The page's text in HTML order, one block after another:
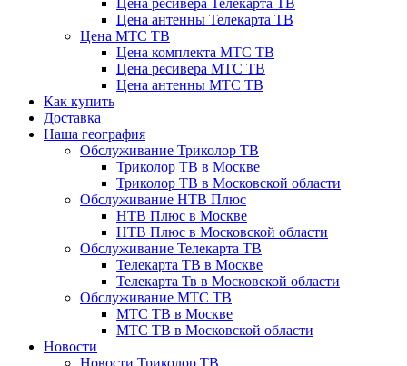
Цена ресивера Телекарта ТВ
Цена антенны Телекарта ТВ
Цена МТС ТВ
Цена комплекта МТС ТВ
Цена ресивера МТС ТВ
Цена антенны МТС ТВ
Как купить
Доставка
Наша география
Обслуживание Триколор ТВ
Триколор ТВ в Москве
Триколор ТВ в Московской области
Обслуживание НТВ Плюс
НТВ Плюс в Москве
НТВ Плюс в Московской области
Обслуживание Телекарта ТВ
Телекарта ТВ в Москве
Телекарта Тв в Московской области
Обслуживание МТС ТВ
МТС ТВ в Москве
МТС ТВ в Московской области
Новости
Новости Триколор ТВ